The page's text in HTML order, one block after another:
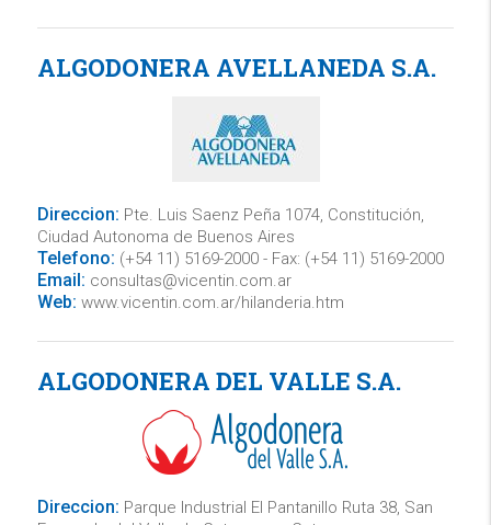
ALGODONERA AVELLANEDA S.A.
Direccion: Pte. Luis Saenz Peña 1074, Constitución,
Ciudad Autonoma de Buenos Aires
Telefono: (+54 11) 5169-2000 - Fax: (+54 11) 5169-2000
Email: consultas@vicentin.com.ar
Web: www.vicentin.com.ar/hilanderia.htm
ALGODONERA DEL VALLE S.A.
Direccion: Parque Industrial El Pantanillo Ruta 38, San